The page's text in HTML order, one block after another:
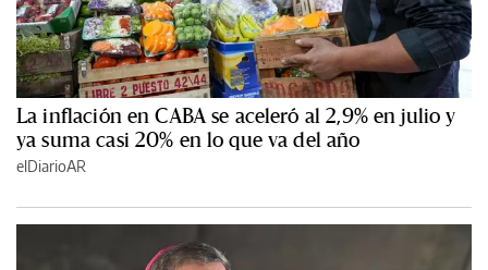
La inflación en CABA se aceleró al 2,9% en julio y
ya suma casi 20% en lo que va del año
elDiarioAR